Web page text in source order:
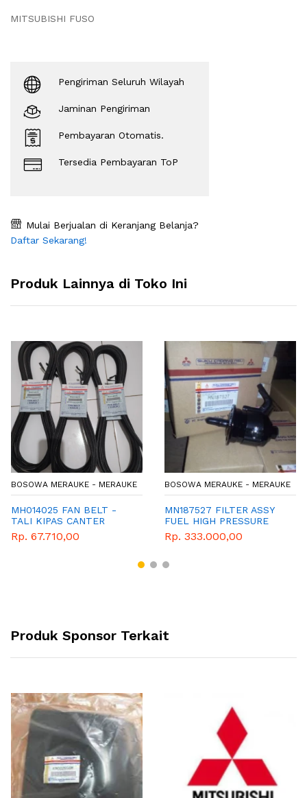
MITSUBISHI FUSO
Pengiriman Seluruh Wilayah
Jaminan Pengiriman
Pembayaran Otomatis.
Tersedia Pembayaran ToP
Mulai Berjualan di Keranjang Belanja?
Daftar Sekarang!
Produk Lainnya di Toko Ini
BOSOWA MERAUKE - MERAUKE
MH014025 FAN BELT -
TALI KIPAS CANTER
Rp. 67.710,00
BOSOWA MERAUKE - MERAUKE
MN187527 FILTER ASSY
FUEL HIGH PRESSURE
Rp. 333.000,00
Produk Sponsor Terkait